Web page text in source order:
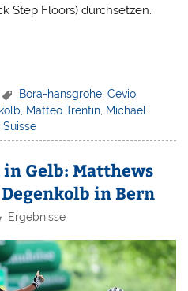
Step Floors) durchsetzen.
Bora-hansgrohe ,Cevio
, Matteo Trentin, Michael
Suisse
Gelb: Matthews
in Bern
Ergebnisse